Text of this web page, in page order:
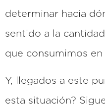
determinar hacia
sentido a la
que consumimos
Y, llegados a este
esta situación?